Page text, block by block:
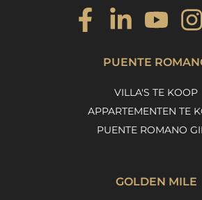
PUENTE
VILLA'S TE KOOP
APPARTEMENTEN TE
PUENTE ROMANO
GOLDEN MILE